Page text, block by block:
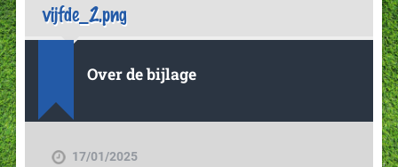
vijfde_2.png
Over de bijlage
17/01/2025